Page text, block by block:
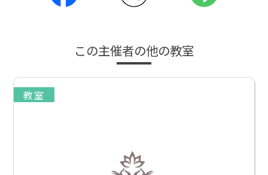
この主催者の他の教室
教室